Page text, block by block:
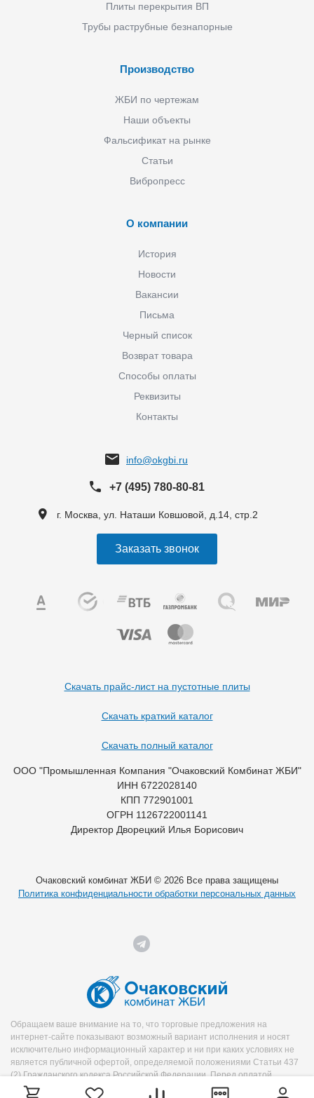
Плиты перекрытия ВП
Трубы раструбные безнапорные
Производство
ЖБИ по чертежам
Наши объекты
Фальсификат на рынке
Статьи
Вибропресс
О компании
История
Новости
Вакансии
Письма
Черный список
Возврат товара
Способы оплаты
Реквизиты
Контакты
info@okgbi.ru
+7 (495) 780-80-81
г. Москва, ул. Наташи Ковшовой, д.14, стр.2
Заказать звонок
Скачать прайс-лист на пустотные плиты
Скачать краткий каталог
Скачать полный каталог
ООО "Промышленная Компания "Очаковский Комбинат ЖБИ"
ИНН 6722028140
КПП 772901001
ОГРН 1126722001141
Директор Дворецкий Илья Борисович
Очаковский комбинат ЖБИ © 2026 Все права защищены
Политика конфиденциальности обработки персональных данных
Обращаем ваше внимание на то, что торговые предложения на
интернет-сайте показывают возможный вариант исполнения и носят
исключительно информационный характер и ни при каких условиях не
является публичной офертой, определяемой положениями Статьи 437
(2) Гражданского кодекса Российской Федерации. Перед оплатой
уточняйте необходимую информацию о продукте у менеджера.